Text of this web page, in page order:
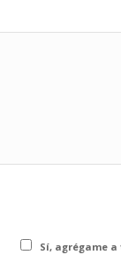
Sí, agrégame